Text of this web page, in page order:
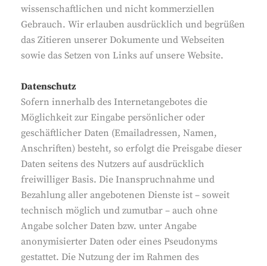
wissenschaftlichen und nicht kommerziellen
Gebrauch. Wir erlauben ausdrücklich und begrüßen
das Zitieren unserer Dokumente und Webseiten
sowie das Setzen von Links auf unsere Website.
Datenschutz
Sofern innerhalb des Internetangebotes die
Möglichkeit zur Eingabe persönlicher oder
geschäftlicher Daten (Emailadressen, Namen,
Anschriften) besteht, so erfolgt die Preisgabe dieser
Daten seitens des Nutzers auf ausdrücklich
freiwilliger Basis. Die Inanspruchnahme und
Bezahlung aller angebotenen Dienste ist – soweit
technisch möglich und zumutbar – auch ohne
Angabe solcher Daten bzw. unter Angabe
anonymisierter Daten oder eines Pseudonyms
gestattet. Die Nutzung der im Rahmen des